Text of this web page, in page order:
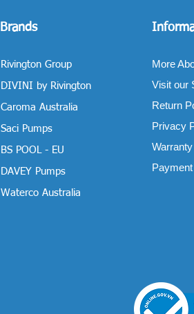
Brands
Rivington Group
DIVINI by Rivington
Caroma Australia
Saci Pumps
BS POOL - EU
DAVEY Pumps
Waterco Australia
More
Visit our
Return
Privacy